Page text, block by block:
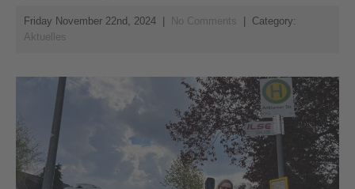
Friday November 22nd, 2024 No Comments
| Category:
Aktuelles